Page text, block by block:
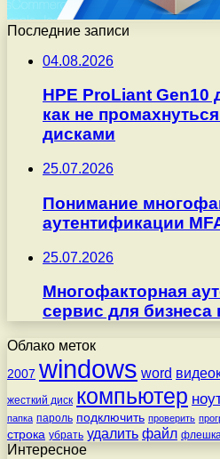
Последние записи
04.08.2026
HPE ProLiant Gen10
как не
дисками
25.07.2026
Понимание
аутентификации
25.07.2026
Многофакторная
сервис для бизнеса
Облако меток
2007 windows word
жесткий диск компьютер
папка пароль подключить проверить
строка убрать удалить файл
Интересное